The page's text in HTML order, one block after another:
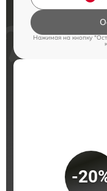
Нажимая на кнопку
-